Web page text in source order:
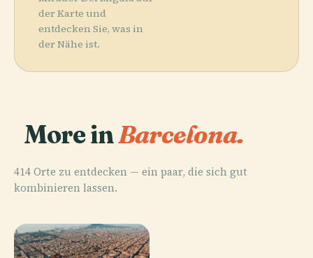
der Karte und
entdecken Sie, was in
der Nähe ist.
More inBarcelona.
414 Orte zu entdecken — ein paar, die sich gut
kombinieren lassen.